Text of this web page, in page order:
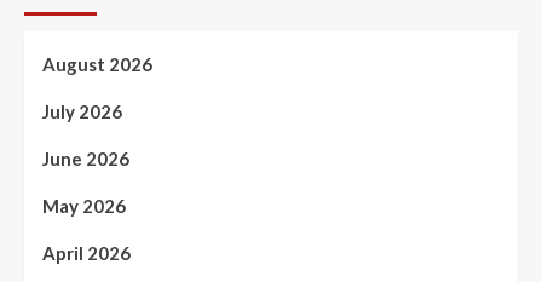
August 2026
July 2026
June 2026
May 2026
April 2026